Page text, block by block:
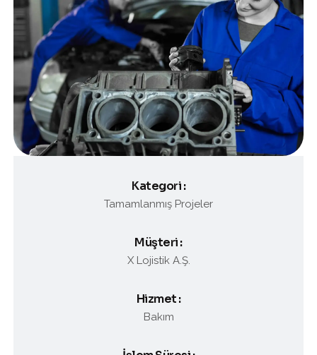
Kategori :
Tamamlanmış Projeler
Müşteri :
X Lojistik A.Ş.
Hizmet :
Bakım